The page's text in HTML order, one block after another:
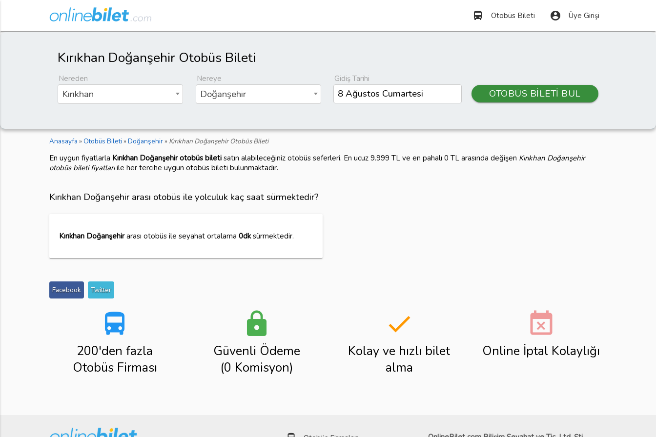
directions_bus Otobüs Bileti account_circle Üye Girişi
Kırıkhan Doğanşehir Otobüs Bileti
Nereden
Kırıkhan
Nereye
Doğanşehir
Gidiş Tarihi
OTOBÜS BİLETİ BUL
Anasayfa » Otobüs Bileti » Doğanşehir» Kırıkhan Doğanşehir Otobüs Bileti
En uygun fiyatlarla Kırıkhan Doğanşehir otobüs biletisatın alabileceğiniz otobüs seferleri. En ucuz 9.999 TL ve en pahalı 0 TL arasında değişen Kırıkhan Doğanşehir
otobüs bileti fiyatlarıile her tercihe uygun otobüs bileti bulunmaktadır.
Kırıkhan Doğanşehir arası otobüs ile yolculuk kaç saat sürmektedir?
Kırıkhan Doğanşehirarası otobüs ile seyahat ortalama 0dksürmektedir.
Facebook Twitter
directions_bus
200'den fazla
Otobüs Firması
lock
Güvenli Ödeme
(0 Komisyon)
done
Kolay ve hızlı bilet
alma
event_busy
Online İptal Kolaylığı